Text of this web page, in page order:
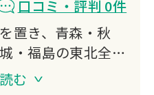
口コミ・評判 0件
置き、青森・秋
・福島の東北全域
に対応。
む